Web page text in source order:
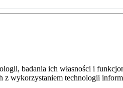
badania ich własności i
z wykorzystaniem technologii